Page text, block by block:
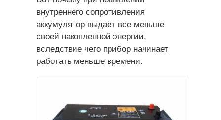
внутреннего сопротивления
аккумулятор выдаёт все меньше
своей накопленной энергии,
вследствие чего прибор начинает
работать меньше времени.